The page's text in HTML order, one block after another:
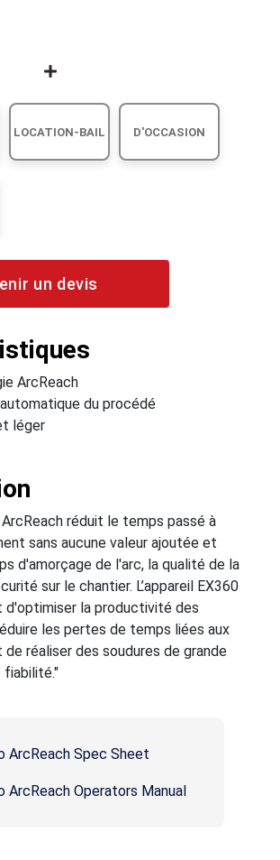
LOCATION-BAIL D'OCCASION
un devis
ArcReach
du procédé
léger
réduit le temps passé à
sans aucune valeur ajoutée et
d'amorçage de l'arc, la qualité de la
sur le chantier. L’appareil EX360
d'optimiser la productivité des
les pertes de temps liées aux
réaliser des soudures de grande
ArcReach Spec Sheet
ArcReach Operators Manual